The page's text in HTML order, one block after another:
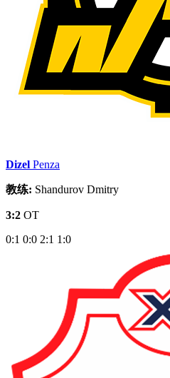
Dizel Penza
教练: Shandurov Dmitry
3:2 OT
0:1 0:0 2:1 1:0